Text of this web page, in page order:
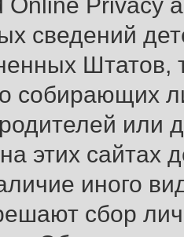
сведений
Штатов,
собирающих
или
этих сайтах
иного
сбор